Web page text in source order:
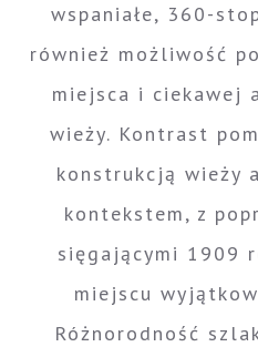
wspaniałe, 360-
również możliwość
miejsca i ciekawej
wieży. Kontrast
konstrukcją wieży
kontekstem, z
sięgającymi 1909
miejscu
Różnorodność